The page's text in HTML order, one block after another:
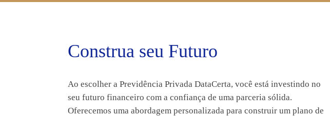
Construa seu Futuro
Ao escolher a Previdência Privada DataCerta, você está investindo no
seu futuro financeiro com a confiança de uma parceria sólida.
Oferecemos uma abordagem personalizada para construir um plano de